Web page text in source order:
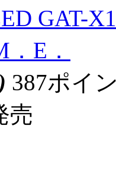
GAT-
E．
387ポイ
売